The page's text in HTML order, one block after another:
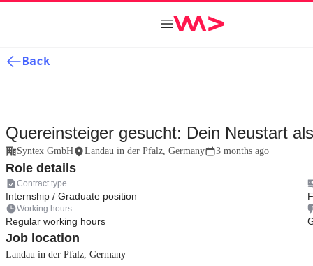
Back
Quereinsteiger gesucht: Dein Neustart
Syntex GmbH Landau in der Pfalz, Germany 3 months ago
Role details
Contract type
Internship / Graduate position
Working hours
Regular working hours
Job location
Landau in der Pfalz, Germany